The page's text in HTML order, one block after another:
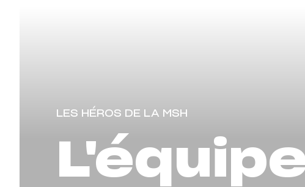
LES HÉROS DE LA MSH